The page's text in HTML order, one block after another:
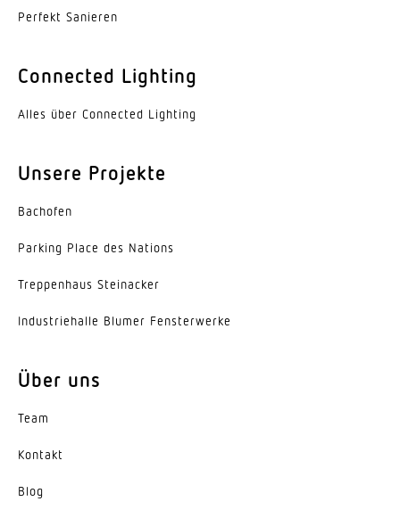
-20...45 °C
Stahl
Farbe
Werkstoff der Abdeckung
Ausstrahlungswinkel
UGR < 22
Energieeffizienzklasse
E
5 Jahre
Perfekt Sanieren
Connected Lighting
Alles über Connected Lighting
Unsere Projekte
Bachofen
Parking Place des Nations
Trep­penhaus Steinacker
Indus­trie­halle Blumer Fensterwerke
Über uns
Team
Kontakt
Blog